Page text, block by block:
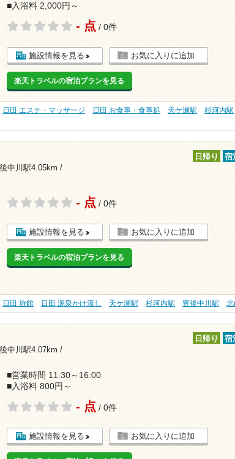
■入浴料 2,000円～
- 点 / 0件
施設情報を見る お気に入りに追加
楽天トラベルの宿泊プランを見る
日田 エステ・マッサージ 日田 お食事・食事処 天ケ瀬駅
杉河内駅
中川駅4.05km /
日帰り 宿
- 点 / 0件
施設情報を見る お気に入りに追加
楽天トラベルの宿泊プランを見る
日田 旅館 日田 源泉かけ流し 天ケ瀬駅 杉河内駅 豊後中川駅 北
中川駅4.07km /
日帰り 宿
■営業時間 11:30～16:00
■入浴料 800円～
- 点 / 0件
施設情報を見る お気に入りに追加